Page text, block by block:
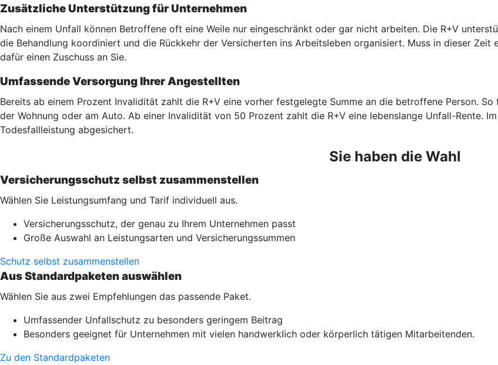
Zusätzliche Unterstützung für Unternehmen
Nach einem Unfall können Betroffene oft eine Weile nur eingeschränkt oder gar nicht arbeiten. Die R+V
die Behandlung koordiniert und die Rückkehr der Versicherten ins Arbeitsleben organisiert. Muss in dieser
dafür einen Zuschuss an Sie.
Umfassende Versorgung Ihrer Angestellten
Bereits ab einem Prozent Invalidität zahlt die R+V eine vorher festgelegte Summe an die betroffene Person.
der Wohnung oder am Auto. Ab einer Invalidität von 50 Prozent zahlt die R+V eine lebenslange Unfall-Rente.
Todesfallleistung abgesichert.
Sie haben die Wahl
Versicherungsschutz selbst zusammenstellen
Wählen Sie Leistungsumfang und Tarif individuell aus.
Versicherungsschutz, der genau zu Ihrem Unternehmen passt
Große Auswahl an Leistungsarten und Versicherungssummen
Schutz selbst zusammenstellen
Aus Standardpaketen auswählen
Wählen Sie aus zwei Empfehlungen das passende Paket.
Umfassender Unfallschutz zu besonders geringem Beitrag
Besonders geeignet für Unternehmen mit vielen handwerklich oder körperlich tätigen Mitarbeitenden.
Zu den Standardpaketen